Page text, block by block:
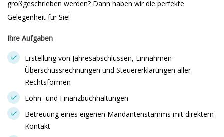
großgeschrieben werden? Dann haben wir die perfekte
Gelegenheit für Sie!
Ihre Aufgaben
Erstellung von Jahresabschlüssen, Einnahmen-
Überschussrechnungen und Steuererklärungen aller
Rechtsformen
Lohn- und Finanzbuchhaltungen
Betreuung eines eigenen Mandantenstamms mit direktem
Kontakt